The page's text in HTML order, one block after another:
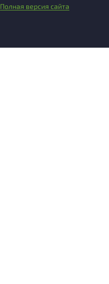
Полная версия сайта